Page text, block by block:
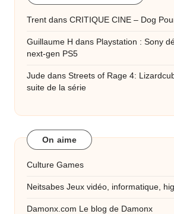
Trent dans CRITIQUE CINE – Dog
Guillaume H dans Playstation : Sony
next-gen PS5
Jude dans Streets of Rage 4:
suite de la série
On aime
Culture Games
Neitsabes Jeux vidéo, informatique,
Damonx.com Le blog de Damonx